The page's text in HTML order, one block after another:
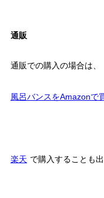
通販
通販での購入の場合は、
風呂バンスをAmazonで
楽天 で購入することも出